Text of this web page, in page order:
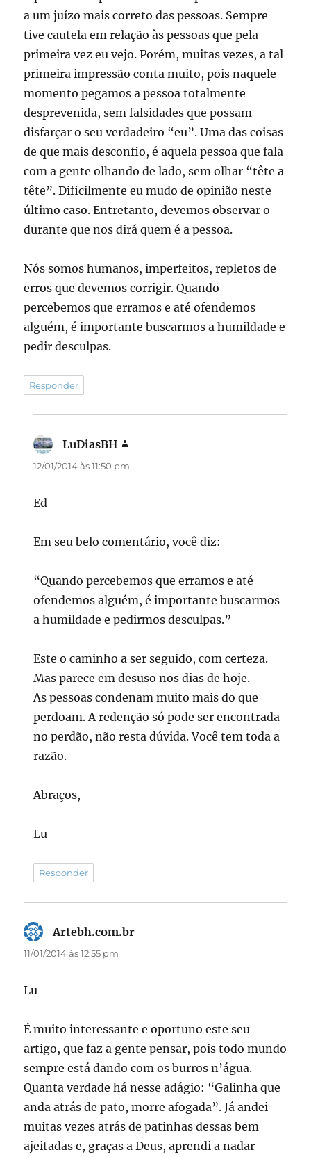
a um juízo mais correto das pessoas. Sempre
tive cautela em relação às pessoas que pela
primeira vez eu vejo. Porém, muitas vezes, a tal
primeira impressão conta muito, pois naquele
momento pegamos a pessoa totalmente
desprevenida, sem falsidades que possam
disfarçar o seu verdadeiro “eu”. Uma das coisas
de que mais desconfio, é aquela pessoa que fala
com a gente olhando de lado, sem olhar “tête a
tête”. Dificilmente eu mudo de opinião neste
último caso. Entretanto, devemos observar o
durante que nos dirá quem é a pessoa.
Nós somos humanos, imperfeitos, repletos de
erros que devemos corrigir. Quando
percebemos que erramos e até ofendemos
alguém, é importante buscarmos a humildade e
pedir desculpas.
Responder
LuDiasBH
12/01/2014 às 11:50 pm
Ed
Em seu belo comentário, você diz:
“Quando percebemos que erramos e até
ofendemos alguém, é importante buscarmos
a humildade e pedirmos desculpas.”
Este o caminho a ser seguido, com certeza.
Mas parece em desuso nos dias de hoje.
As pessoas condenam muito mais do que
perdoam. A redenção só pode ser encontrada
no perdão, não resta dúvida. Você tem toda a
razão.
Abraços,
Lu
Responder
Artebh.com.br
11/01/2014 às 12:55 pm
Lu
É muito interessante e oportuno este seu
artigo, que faz a gente pensar, pois todo mundo
sempre está dando com os burros n’água.
Quanta verdade há nesse adágio: “Galinha que
anda atrás de pato, morre afogada”. Já andei
muitas vezes atrás de patinhas dessas bem
ajeitadas e, graças a Deus, aprendi a nadar